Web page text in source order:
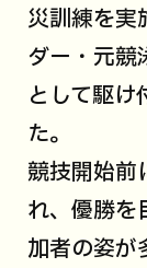
災訓練を実
ダー・元競
として駆け
た。
競技開始前
れ、優勝を
加者の姿が